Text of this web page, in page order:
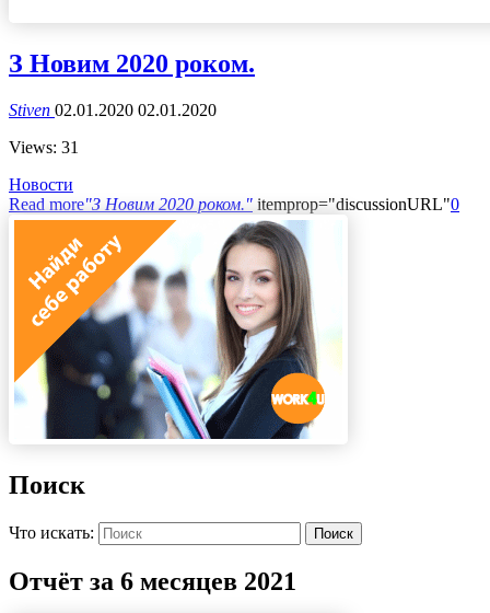
З Новим 2020 роком.
Stiven 02.01.2020 02.01.2020
Views: 31
Новости
Read more"З Новим 2020 роком." itemprop="discussionURL"0
Поиск
Что искать: Поиск
Отчёт за 6 месяцев 2021